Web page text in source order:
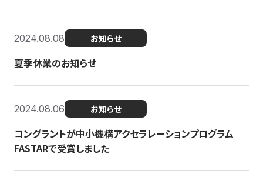
2024.08.08 お知らせ
夏季休業のお知らせ
2024.08.06 お知らせ
コングラントが中小機構アクセラレーションプログラム
FASTARで受賞しました